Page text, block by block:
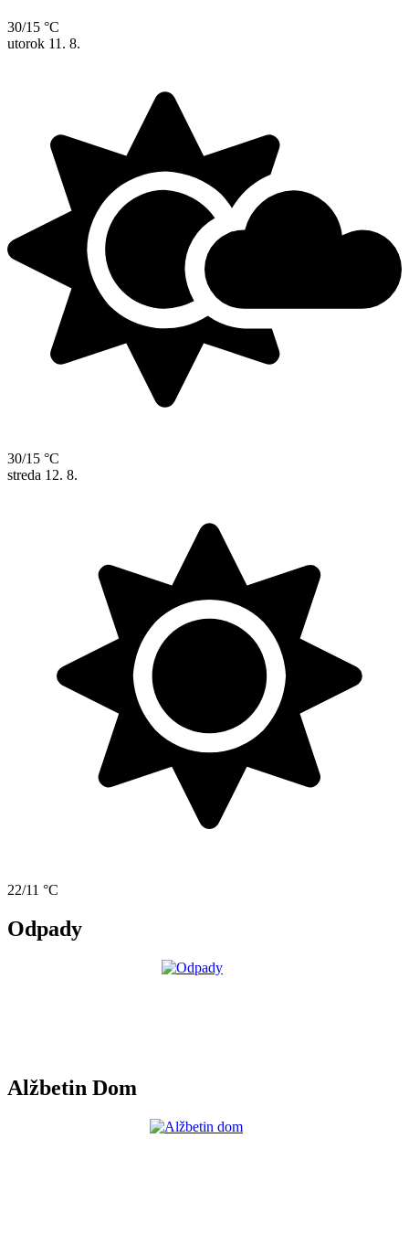
30/15 °C
utorok 11. 8.
30/15 °C
streda 12. 8.
22/11 °C
Odpady
Alžbetin Dom